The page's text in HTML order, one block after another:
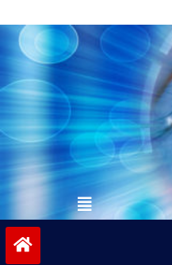
to
contentvinivida.lk